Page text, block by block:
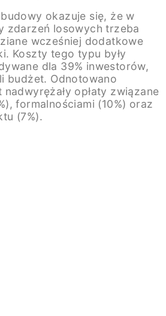
okazuje się, że w
zdarzeń losowych trzeba
wcześniej dodatkowe
Koszty tego typu były
dla 39% inwestorów,
budżet. Odnotowano
opłaty związane
formalnościami (10%) oraz
(7%).